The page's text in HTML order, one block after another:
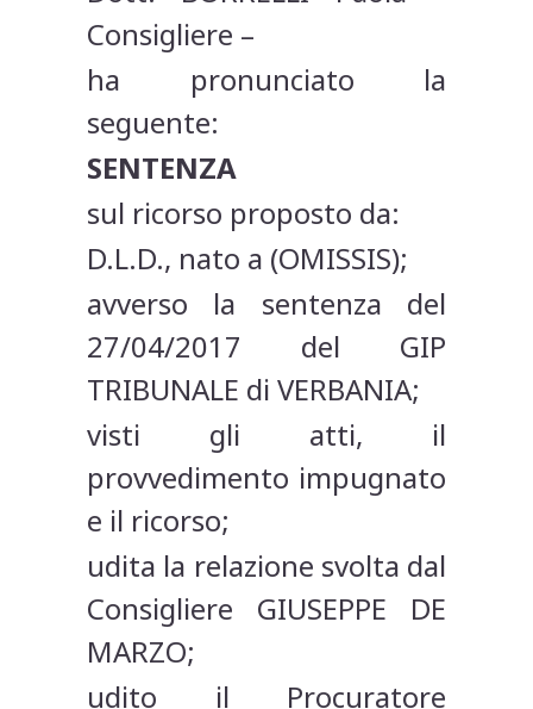
Consigliere –
ha pronunciato la
seguente:
SENTENZA
sul ricorso proposto da:
D.L.D., nato a (OMISSIS);
avverso la sentenza del
27/04/2017 del GIP
TRIBUNALE di VERBANIA;
visti gli atti, il
provvedimento impugnato
e il ricorso;
udita la relazione svolta dal
Consigliere GIUSEPPE DE
MARZO;
udito il Procuratore